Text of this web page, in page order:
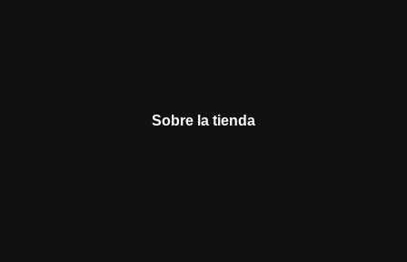
Sobre la tienda